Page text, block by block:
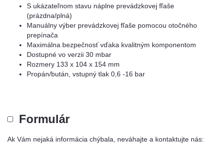
S ukázateľnom stavu náplne prevádzkovej fľaše
(prázdna/plná)
Manuálny výber prevádzkovej fľaše pomocou otočného
prepínača
Maximálna bezpečnosť vďaka kvalitným komponentom
Dostupné vo verzii 30 mbar
Rozmery 133 x 104 x 154 mm
Propán/bután, vstupný tlak 0,6 -16 bar
Formulár
Ak Vám nejaká informácia chýbala, neváhajte a kontaktujte nás: